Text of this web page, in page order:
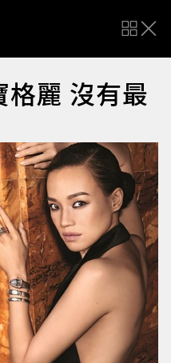
麗 沒有最